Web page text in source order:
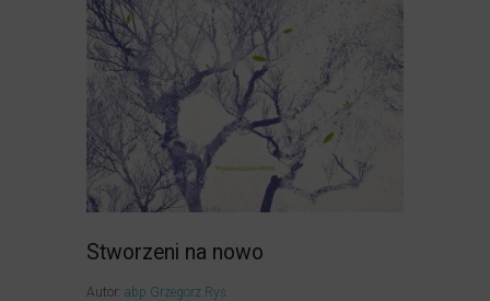
Stworzeni na nowo
Autor: abp Grzegorz Ryś